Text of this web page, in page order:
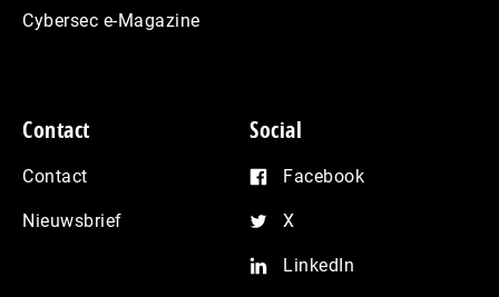
Cybersec e-Magazine
Contact
Contact
Nieuwsbrief
Social
Facebook
X
LinkedIn